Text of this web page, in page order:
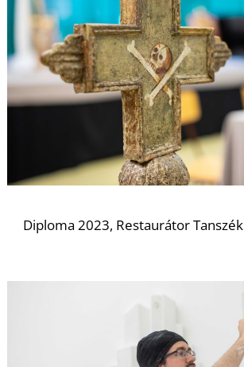
Diploma 2023, Restaurátor Tanszék